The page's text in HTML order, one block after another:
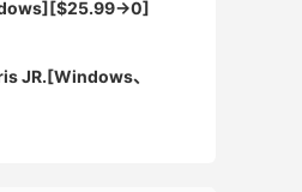
JR.[Windows、